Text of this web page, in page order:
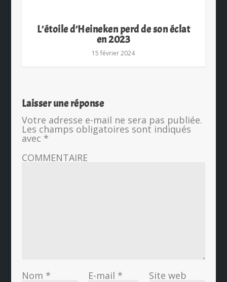
L’étoile d’Heineken perd de son éclat
en 2023
15 février 2024
Laisser une réponse
Votre adresse e-mail ne sera pas publiée.
Les champs obligatoires sont indiqués
avec *
COMMENTAIRE
Nom * E-mail * Site web